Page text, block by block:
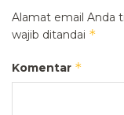
Alamat email Anda
wajib ditandai *
Komentar *